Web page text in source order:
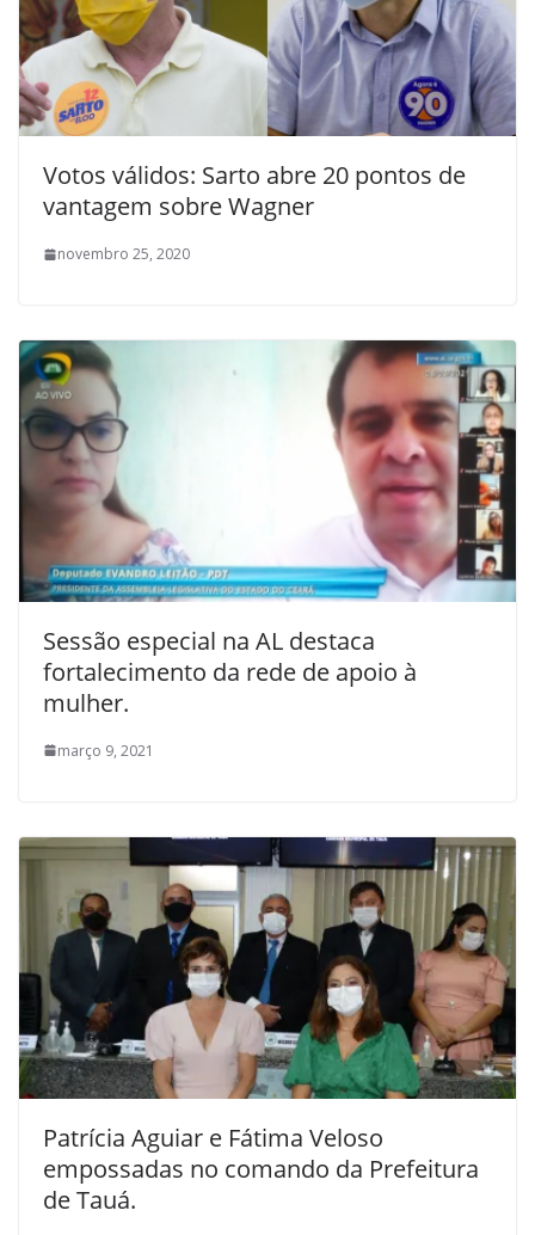
Votos válidos: Sarto abre 20 pontos de
vantagem sobre Wagner
novembro 25, 2020
Sessão especial na AL destaca
fortalecimento da rede de apoio à
mulher.
março 9, 2021
Patrícia Aguiar e Fátima Veloso
empossadas no comando da Prefeitura
de Tauá.